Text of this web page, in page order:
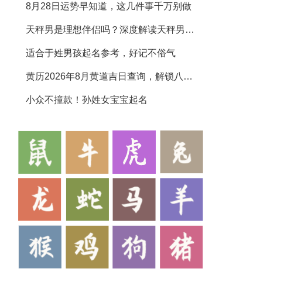
8月28日运势早知道，这几件事千万别做
天秤男是理想伴侣吗？深度解读天秤男生性格特点
适合于姓男孩起名参考，好记不俗气
黄历2026年8月黄道吉日查询，解锁八月吉运
小众不撞款！孙姓女宝宝起名